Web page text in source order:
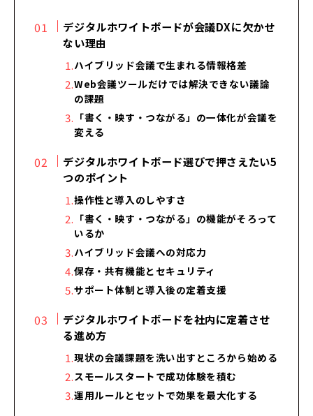
デジタルホワイトボードが会議DXに欠かせ
ない理由
ハイブリッド会議で生まれる情報格差
Web会議ツールだけでは解決できない議論
の課題
「書く・映す・つながる」の一体化が会議を
変える
デジタルホワイトボード選びで押さえたい5
つのポイント
操作性と導入のしやすさ
「書く・映す・つながる」の機能がそろって
いるか
ハイブリッド会議への対応力
保存・共有機能とセキュリティ
サポート体制と導入後の定着支援
デジタルホワイトボードを社内に定着させ
る進め方
現状の会議課題を洗い出すところから始める
スモールスタートで成功体験を積む
運用ルールとセットで効果を最大化する